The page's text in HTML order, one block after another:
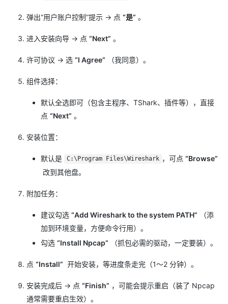
弹出“用户账户控制”提示 → 点 “是” 。
进入安装向导 → 点 “Next” 。
许可协议 → 选 “I Agree” （我同意）。
组件选择：
默认全选即可（包含主程序、TShark、插件等），直接
点 “Next” 。
安装位置：
默认是 C:\Program Files\Wireshark ，可点 “Browse”
​ 改到其他盘。
附加任务：
建议勾选 “Add Wireshark to the system PATH” （添
加到环境变量，方便命令行用）。
勾选 “Install Npcap” （抓包必需的驱动，一定要装）。
点 “Install” ​ 开始安装，等进度条走完（1～2 分钟）。
安装完成后 → 点 “Finish” ，可能会提示重启（装了 Npcap
通常需要重启生效）。